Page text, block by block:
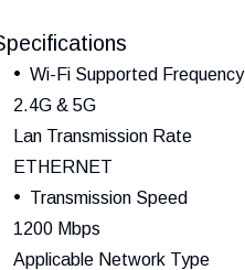
Wi-Fi Supported Frequency
2.4G & 5G
Lan Transmission Rate
ETHERNET
Transmission Speed
1200 Mbps
Applicable Network Type